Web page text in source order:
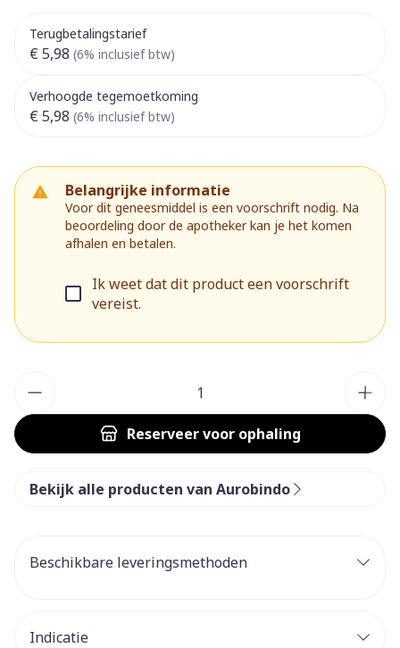
Terugbetalingstarief
€ 5,98 (6% inclusief btw)
Verhoogde tegemoetkoming
€ 5,98 (6% inclusief btw)
Belangrijke informatie
Voor dit geneesmiddel is een voorschrift nodig. Na
beoordeling door de apotheker kan je het komen
afhalen en betalen.
Ik weet dat dit product een voorschrift
vereist.
Reserveervoor ophaling
Bekijk alle producten van Aurobindo
Beschikbare leveringsmethoden
Indicatie